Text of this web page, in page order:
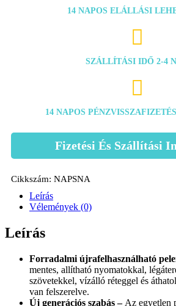
14 NAPOS ELÁLLÁSI

SZÁLLÍTÁSI IDŐ 2-4

14 NAPOS
Fizetési És Szállítási
Cikkszám: NAPSNA
Leírás
Vélemények (0)
Leírás
Forradalmi újrafelhasználható
mentes, allítható nyomatokkal,
szövetekkel, vízálló réteggel és
van felszerelve.
Új generációs szabás – Az egyetlen